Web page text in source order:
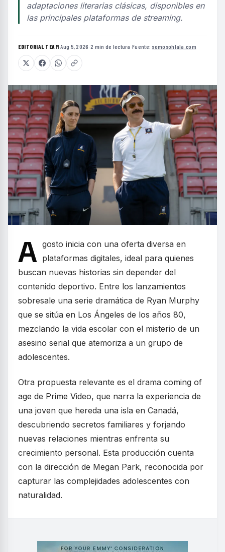
adaptaciones literarias clásicas, disponibles en
las principales plataformas de streaming.
EDITORIAL TEAM·Aug 5, 2026 ·2 min de lectura ·Fuente: somosohlala.com
A gosto inicia con una oferta diversa en
plataformas digitales, ideal para quienes
buscan nuevas historias sin depender del
contenido deportivo. Entre los lanzamientos
sobresale una serie dramática de Ryan Murphy
que se sitúa en Los Ángeles de los años 80,
mezclando la vida escolar con el misterio de un
asesino serial que atemoriza a un grupo de
adolescentes.
Otra propuesta relevante es el drama coming of
age de Prime Video, que narra la experiencia de
una joven que hereda una isla en Canadá,
descubriendo secretos familiares y forjando
nuevas relaciones mientras enfrenta su
crecimiento personal. Esta producción cuenta
con la dirección de Megan Park, reconocida por
capturar las complejidades adolescentes con
naturalidad.